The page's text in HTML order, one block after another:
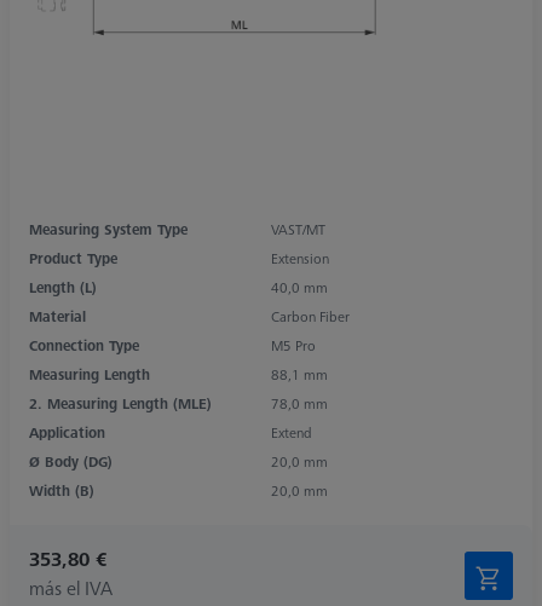
Measuring System Type
VAST/MT
Product Type
Extension
Length (L)
40,0 mm
Material
Carbon Fiber
Connection Type
M5 Pro
Measuring Length
88,1 mm
2. Measuring Length (MLE)
78,0 mm
Application
Extend
Ø Body (DG)
20,0 mm
Width (B)
20,0 mm
353,80 €
más el IVA